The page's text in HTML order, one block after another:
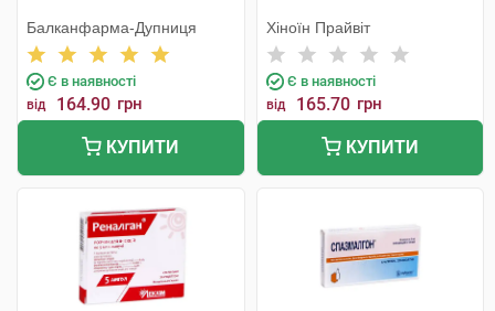
Балканфарма-Дупниця
Є в наявності
від 164.90 грн
КУПИТИ
Хіноїн Прайвіт
Є в наявності
від 165.70 грн
КУПИТИ